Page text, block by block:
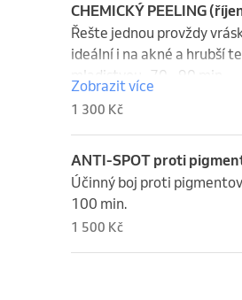
CHEMICKÝ PEELING
Řešte jednou provždy
ideální i na akné a hrubší
mladistvou.  70 - 90 min.
Zobrazit více
1 300 Kč
ANTI-SPOT proti
Účinný boj proti
100 min.
1 500 Kč